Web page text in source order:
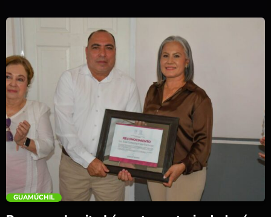
trending_flat
GUAMÚCHIL